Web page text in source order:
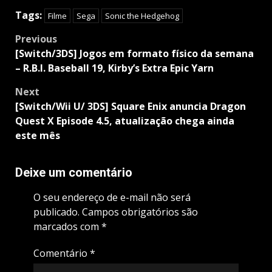
Tags: Filme Sega Sonic the Hedgehog
Post
navigation
Previous
[Switch/3DS] Jogos em formato físico da semana
– R.B.I. Baseball 19, Kirby’s Extra Epic Yarn
Next
[Switch/Wii U/ 3DS] Square Enix anuncia Dragon
Quest X Episode 4.5, atualização chega ainda
este mês
Deixe um comentário
O seu endereço de e-mail não será
publicado. Campos obrigatórios são
marcados com *
Comentário *